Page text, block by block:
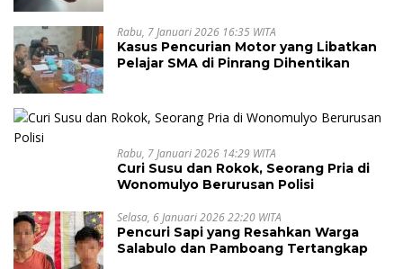
Rabu, 7 Januari 2026 16:35 WITA
Kasus Pencurian Motor yang Libatkan
Pelajar SMA di Pinrang Dihentikan
Rabu, 7 Januari 2026 14:29 WITA
Curi Susu dan Rokok, Seorang Pria di
Wonomulyo Berurusan Polisi
Selasa, 6 Januari 2026 22:20 WITA
Pencuri Sapi yang Resahkan Warga
Salabulo dan Pamboang Tertangkap